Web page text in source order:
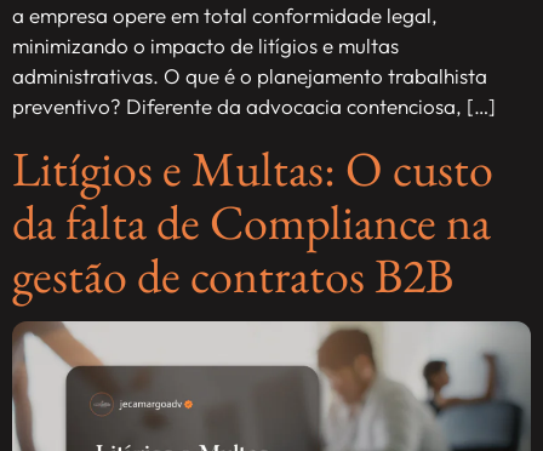
a empresa opere em total conformidade legal,
minimizando o impacto de litígios e multas
administrativas. O que é o planejamento trabalhista
preventivo? Diferente da advocacia contenciosa, […]
Litígios e Multas: O custo
da falta de Compliance na
gestão de contratos B2B